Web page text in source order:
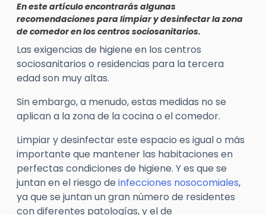
En este artículo encontrarás algunas
recomendaciones para limpiar y desinfectar la zona
de comedor en los centros sociosanitarios.
Las exigencias de higiene en los centros
sociosanitarios o residencias para la tercera
edad son muy altas.
Sin embargo, a menudo, estas medidas no se
aplican a la zona de la cocina o el comedor.
Limpiar y desinfectar este espacio es igual o más
importante que mantener las habitaciones en
perfectas condiciones de higiene. Y es que se
juntan en el riesgo de infecciones nosocomiales,
ya que se juntan un gran número de residentes
con diferentes patologías, y el de